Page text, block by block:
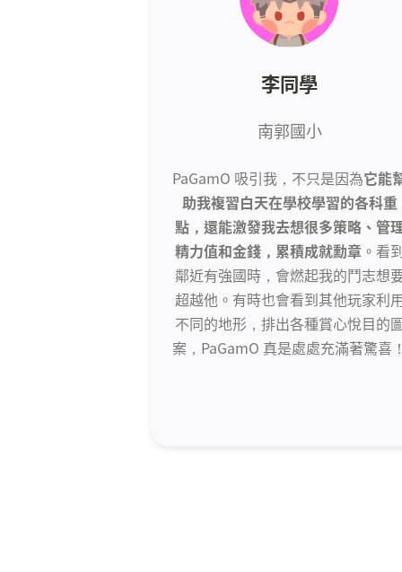
李同學
南郭國小
PaGamO 吸引我，不只是因為它能
助我複習白天在學校學習的各科重
點，還能激發我去想很多策略、管
精力值和金錢，累積成就勳章。看
鄰近有強國時，會燃起我的鬥志想
超越他。有時也會看到其他玩家利
不同的地形，排出各種賞心悅目的
案，PaGamO 真是處處充滿著驚喜